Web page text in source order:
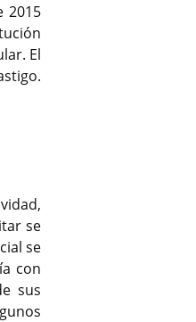
2015
El
se
se
con
sus